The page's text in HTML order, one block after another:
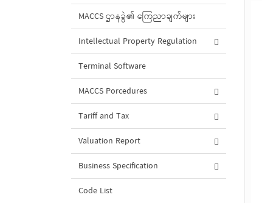
MACCS ဌာနခွဲ၏ ကြေညာချက်များ
Intellectual Property Regulation
Terminal Software
MACCS Porcedures
Tariff and Tax
Valuation Report
Business Specification
Code List